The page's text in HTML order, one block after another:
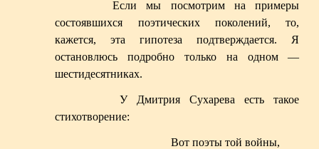
Если мы посмотрим на примеры
состоявшихся поэтических поколений, то,
кажется, эта гипотеза подтверждается. Я
остановлюсь подробно только на одном —
шестидесятниках.
У Дмитрия Сухарева есть такое
стихотворение:
Вот поэты той войны,